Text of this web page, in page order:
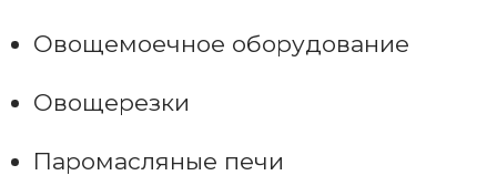
Овощемоечное оборудование
Овощерезки
Паромасляные печи